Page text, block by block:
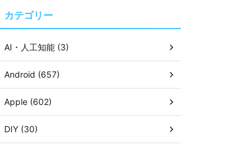
カテゴリー
AI・人工知能 (3)
Android (657)
Apple (602)
DIY (30)